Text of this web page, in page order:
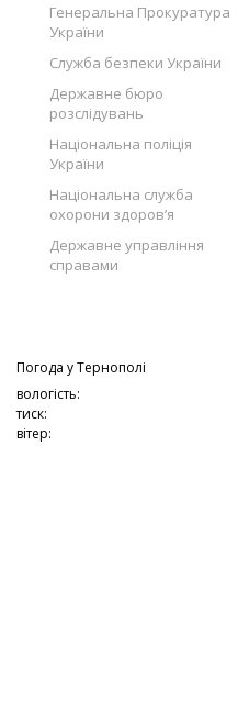
Генеральна Прокуратура
України
Служба безпеки України
Державне бюро
розслідувань
Національна поліція
України
Національна служба
охорони здоров’я
Державне управління
справами
Погода уТернополі
вологість:
тиск:
вітер: